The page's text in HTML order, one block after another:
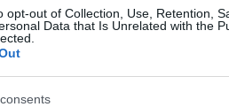
opt-out of Collection, Use, Retention,
Data that Is Unrelated with the
και στη δράση των
δημοψηφίσματος με
τη διαδικασία διεξαγωγής
σαφείς κανόνες για την